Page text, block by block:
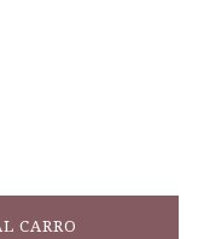
CARRO